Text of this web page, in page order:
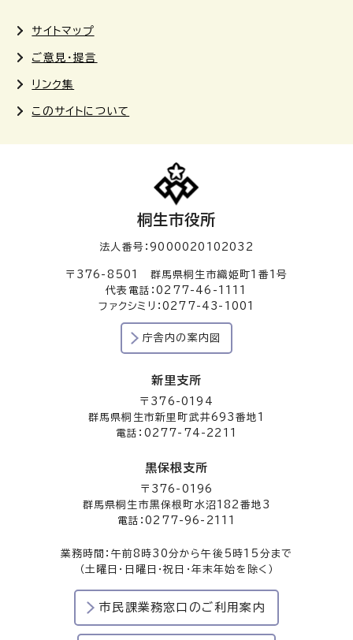
サイトマップ
ご意見・提言
リンク集
このサイトについて
桐生市役所
法人番号：9000020102032
〒376-8501 群馬県桐生市織姫町1番1号
代表電話：0277-46-1111
ファクシミリ：0277-43-1001
庁舎内の案内図
新里支所
〒376-0194
群馬県桐生市新里町武井693番地1
電話：0277-74-2211
黒保根支所
〒376-0196
群馬県桐生市黒保根町水沼182番地3
電話：0277-96-2111
業務時間：午前8時30分から午後5時15分まで
（土曜日・日曜日・祝日・年末年始を除く）
市民課業務窓口のご利用案内